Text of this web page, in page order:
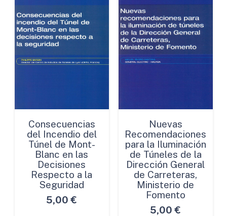
Consecuencias
del Incendio del
Túnel de Mont-
Blanc en las
Decisiones
Respecto a la
Seguridad
5,00 €
Nuevas
Recomendaciones
para la Iluminación
de Túneles de la
Dirección General
de Carreteras,
Ministerio de
Fomento
5,00 €